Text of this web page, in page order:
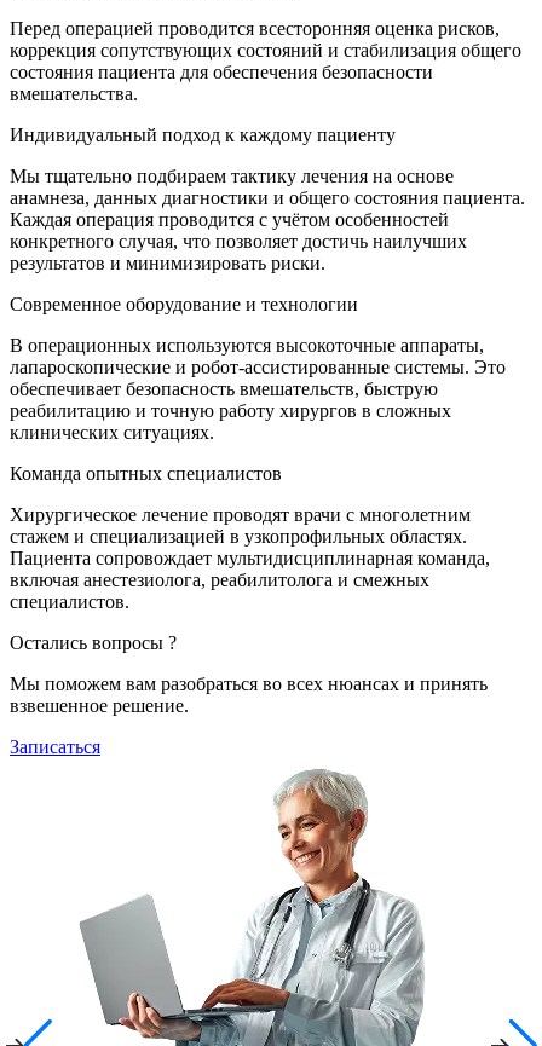
Перед операцией проводится всесторонняя оценка рисков,
коррекция сопутствующих состояний и стабилизация общего
состояния пациента для обеспечения безопасности
вмешательства.
Индивидуальный подход к каждому пациенту
Мы тщательно подбираем тактику лечения на основе
анамнеза, данных диагностики и общего состояния пациента.
Каждая операция проводится с учётом особенностей
конкретного случая, что позволяет достичь наилучших
результатов и минимизировать риски.
Современное оборудование и технологии
В операционных используются высокоточные аппараты,
лапароскопические и робот-ассистированные системы. Это
обеспечивает безопасность вмешательств, быструю
реабилитацию и точную работу хирургов в сложных
клинических ситуациях.
Команда опытных специалистов
Хирургическое лечение проводят врачи с многолетним
стажем и специализацией в узкопрофильных областях.
Пациента сопровождает мультидисциплинарная команда,
включая анестезиолога, реабилитолога и смежных
специалистов.
Остались вопросы ?
Мы поможем вам разобраться во всех нюансах и принять
взвешенное решение.
Записаться